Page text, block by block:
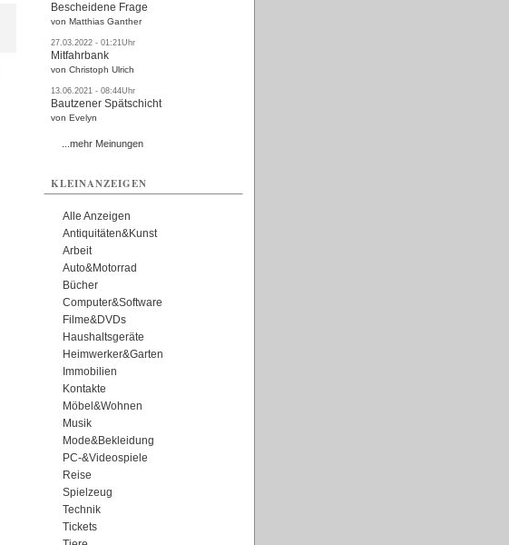
Bescheidene Frage
von Matthias Ganther
27.03.2022 - 01:21Uhr
Mitfahrbank
von Christoph Ulrich
13.06.2021 - 08:44Uhr
Bautzener Spätschicht
von Evelyn
...mehr Meinungen
KLEINANZEIGEN
Alle Anzeigen
Antiquitäten&Kunst
Arbeit
Auto&Motorrad
Bücher
Computer&Software
Filme&DVDs
Haushaltsgeräte
Heimwerker&Garten
Immobilien
Kontakte
Möbel&Wohnen
Musik
Mode&Bekleidung
PC-&Videospiele
Reise
Spielzeug
Technik
Tickets